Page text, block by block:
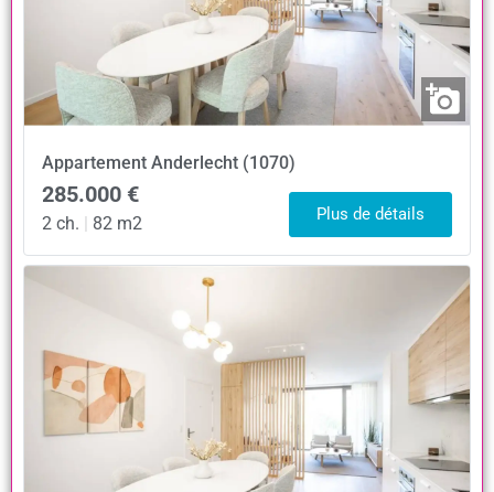
Appartement Anderlecht (1070)
285.000 €
2 ch. | 82 m2 Plus de détails